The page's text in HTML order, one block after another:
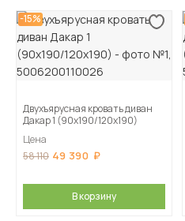
-15%
Двухъярусная кровать диван
Дакар 1 (90х190/120х190)
Цена
58 110 49 390
В корзину